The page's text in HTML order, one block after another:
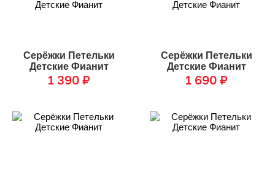
Серёжки Петельки
Детские Фианит
1 390 ₽
Серёжки Петельки
Детские Фианит
1 690 ₽